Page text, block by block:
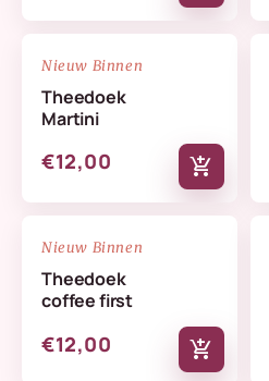
NIEUW
Nieuw Binnen
Theedoek
Martini
€12,00 add_shopping_cart
NIEUW
Nieuw Binnen
Theedoek
coffee first
€12,00 add_shopping_cart